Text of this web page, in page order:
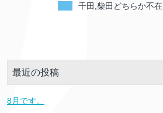
千田,柴田どちらか不在
最近の投稿
8月です。